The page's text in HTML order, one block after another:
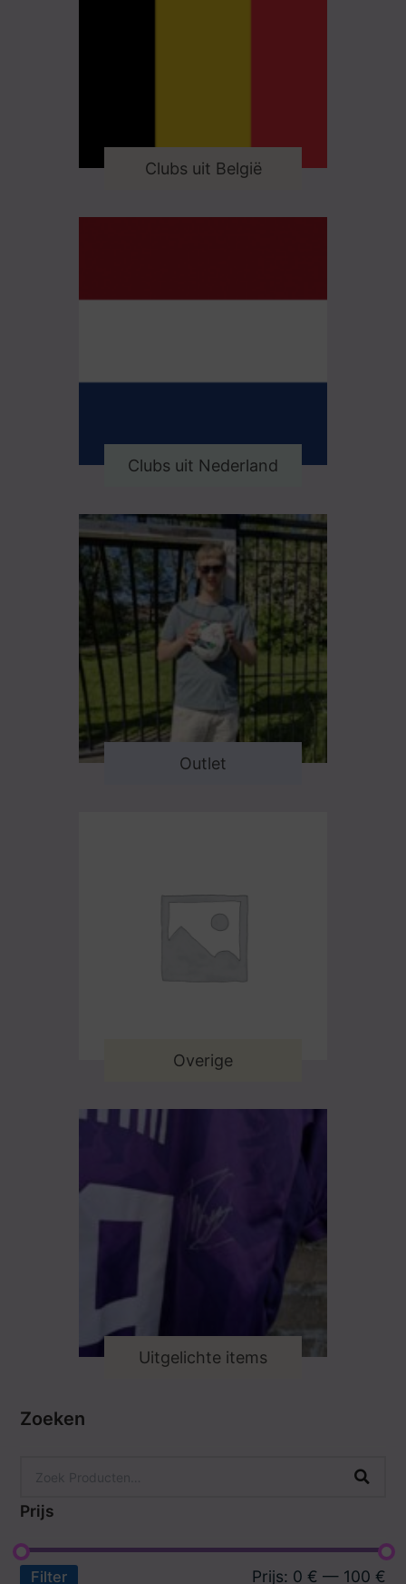
Clubs uit België
Clubs uit Nederland
Outlet
Overige
Uitgelichte items
Zoeken
Prijs
Filter Prijs: 0 € — 100 €